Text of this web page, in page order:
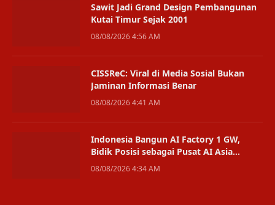
Sawit Jadi Grand Design Pembangunan
Kutai Timur Sejak 2001
08/08/2026 4:56 AM
CISSReC: Viral di Media Sosial Bukan
Jaminan Informasi Benar
08/08/2026 4:41 AM
Indonesia Bangun AI Factory 1 GW,
Bidik Posisi sebagai Pusat AI Asia
Tenggara
08/08/2026 4:34 AM